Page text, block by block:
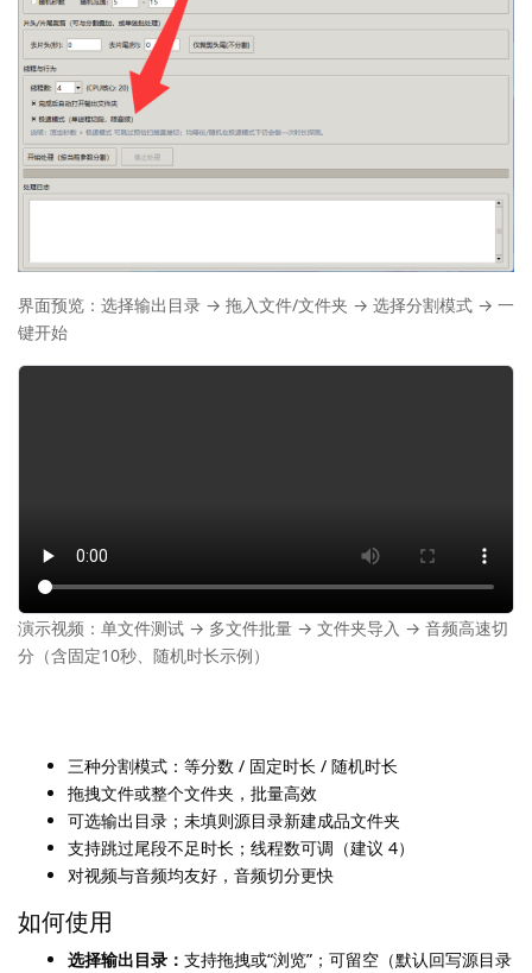
界面预览：选择输出目录 → 拖入文件/文件夹 → 选择分割模式 → 一
键开始
演示视频：单文件测试 → 多文件批量 → 文件夹导入 → 音频高速切
分（含固定10秒、随机时长示例）
三种分割模式：等分数 / 固定时长 / 随机时长
拖拽文件或整个文件夹，批量高效
可选输出目录；未填则源目录新建成品文件夹
支持跳过尾段不足时长；线程数可调（建议 4）
对视频与音频均友好，音频切分更快
如何使用
选择输出目录： 支持拖拽或“浏览”；可留空（默认回写源目录